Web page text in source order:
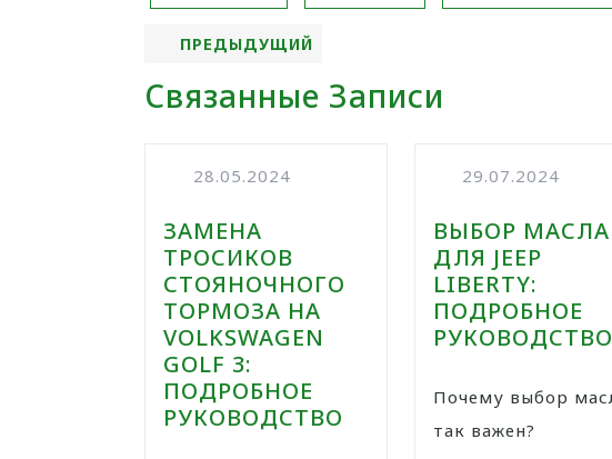
ПРЕДЫДУЩИЙ
Связанные Записи
28.05.2024
ЗАМЕНА
ТРОСИКОВ
СТОЯНОЧНОГО
ТОРМОЗА НА
VOLKSWAGEN
GOLF 3:
ПОДРОБНОЕ
РУКОВОДСТВО
29.07.2024
ВЫБОР МАСЛА
ДЛЯ JEEP
LIBERTY:
ПОДРОБНОЕ
РУКОВОДСТВО
Почему выбор масла
так важен?